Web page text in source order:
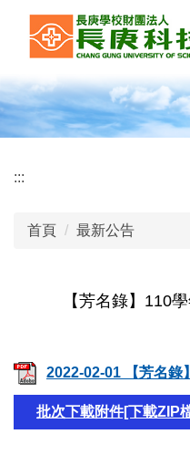
要
內
容
:::
首頁 最新公告
【芳名錄】110
2022-02-01 【芳名錄
批次下載附件[下載ZIP